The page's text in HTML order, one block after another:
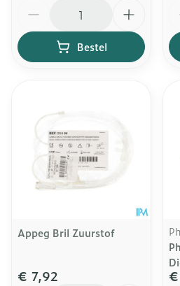
Bestel
Appeg Bril Zuurstof
€ 7,92